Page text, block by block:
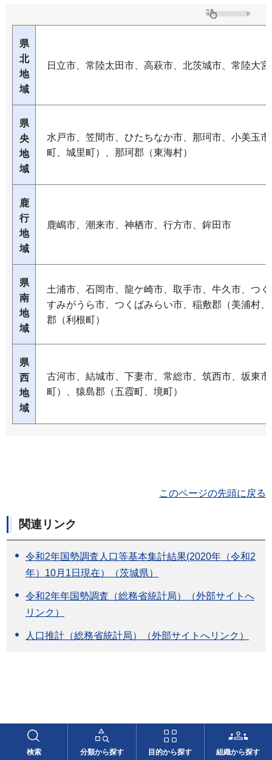
検索 分類から探す 目的から探す 組織から探す
県
北
地
域
日立市、常陸太田市、高萩市、北茨城市、常陸大
県
央
地
域
水戸市、笠間市、ひたちなか市、那珂市、小美玉
町、城里町）、那珂郡（東海村）
鹿
行
地
域
鹿嶋市、潮来市、神栖市、行方市、鉾田市
県
南
地
域
土浦市、石岡市、龍ケ崎市、取手市、牛久市、つ
すみがうら市、つくばみらい市、稲敷郡（美浦村
郡（利根町）
県
西
地
域
古河市、結城市、下妻市、常総市、筑西市、坂東
町）、猿島郡（五霞町、境町）
このページの先頭に戻る
関連リンク
令和2年国勢調査人口等基本集計結果(2020年（令和2
年）10月1日現在）（茨城県）
令和2年年国勢調査（総務省統計局）（外部サイトへ
リンク）
人口推計（総務省統計局）（外部サイトへリンク）
このページに関するお問い合わせ